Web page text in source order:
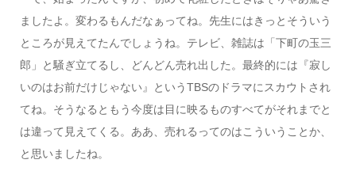
ましたよ。変わるもんだなぁってね。先生にはきっとそういう
ところが見えてたんでしょうね。テレビ、雑誌は「下町の玉三
郎」と騒ぎ立てるし、どんどん売れ出した。最終的には『寂し
いのはお前だけじゃない』というTBSのドラマにスカウトされ
てね。そうなるともう今度は目に映るものすべてがそれまでと
は違って見えてくる。ああ、売れるってのはこういうことか、
と思いましたね。